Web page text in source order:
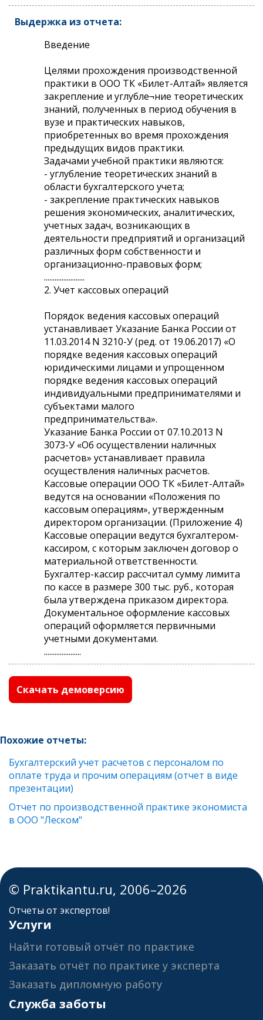
Выдержка из отчета:
Введение
Целями прохождения производственной
практики в ООО ТК «Билет-Алтай» является
закрепление и углубле¬ние теоретических
знаний, полученных в период обучения в
вузе и практических навыков,
приобретенных во время прохождения
предыдущих видов практики.
Задачами учебной практики являются:
- углубление теоретических знаний в
области бухгалтерского учета;
- закрепление практических навыков
решения экономических, аналитических,
учетных задач, возникающих в
деятельности предприятий и организаций
различных форм собственности и
организационно-правовых форм;
.......................
2. Учет кассовых операций
Порядок ведения кассовых операций
устанавливает Указание Банка России от
11.03.2014 N 3210-У (ред. от 19.06.2017) «О
порядке ведения кассовых операций
юридическими лицами и упрощенном
порядке ведения кассовых операций
индивидуальными предпринимателями и
субъектами малого
предпринимательства».
Указание Банка России от 07.10.2013 N
3073-У «Об осуществлении наличных
расчетов» устанавливает правила
осуществления наличных расчетов.
Кассовые операции ООО ТК «Билет-Алтай»
ведутся на основании «Положения по
кассовым операциям», утвержденным
директором организации. (Приложение 4)
Кассовые операции ведутся бухгалтером-
кассиром, с которым заключен договор о
материальной ответственности.
Бухгалтер-кассир рассчитал сумму лимита
по кассе в размере 300 тыс. руб., которая
была утверждена приказом директора.
Документальное оформление кассовых
операций оформляется первичными
учетными документами.
.....................
Скачать демоверсию
Похожие отчеты:
Бухгалтерский учет расчетов с персоналом по
оплате труда и прочим операциям (отчет в виде
презентации)
Отчет по производственной практике экономиста
в ООО "Леском"
© Praktikantu.ru, 2006–2026
Отчеты от экспертов!
Услуги
Найти готовый отчёт по практике
Заказать отчёт по практике у эксперта
Заказать дипломную работу
Служба заботы